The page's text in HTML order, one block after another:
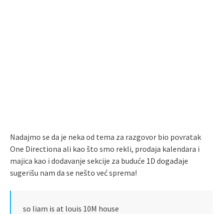
Nadajmo se da je neka od tema za razgovor bio povratak
One Directiona ali kao što smo rekli, prodaja kalendara i
majica kao i dodavanje sekcije za buduće 1D događaje
sugerišu nam da se nešto već sprema!
so liam is at louis 10M house